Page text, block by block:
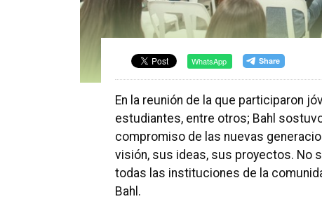
WhatsApp
En la reunión de la que participaron
estudiantes, entre otros; Bahl
compromiso de las nuevas
visión, sus ideas, sus proyectos. No
todas las instituciones de la
Bahl.